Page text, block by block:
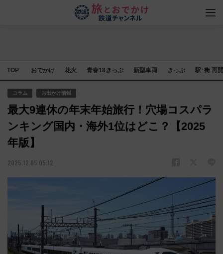
TOP おでかけ 花火 青春18きっぷ 新型車両 きっぷ 駅･街 再
コラム お出かけ情報
最大9連休の年末年始旅行！穴場コスパラ
ンキング国内・海外1位はどこ？【2025
年版】
2025.12.05 05:12